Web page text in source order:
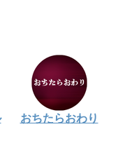
おちたらおわり